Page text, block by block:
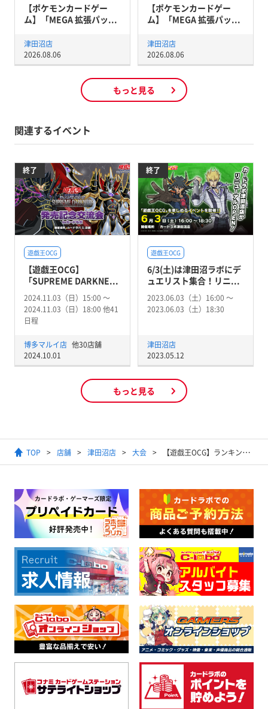
【ポケモンカードゲー
ム】「MEGA 拡張パッ...
津田沼店
2026.08.06
【ポケモンカードゲー
ム】「MEGA 拡張パッ...
津田沼店
2026.08.06
もっと見る
関連するイベント
終了
遊戯王OCG
【遊戯王OCG】
「SUPREME DARKNE...
2024.11.03（日）15:00 〜
2024.11.03（日）18:00 他41
日程
博多マルイ店 他30店舗
2024.10.01
終了
遊戯王OCG
6/3(土)は津田沼ラボにデ
ュエリスト集合！リニ...
2023.06.03（土）16:00 〜
2023.06.03（土）18:30
津田沼店
2023.05.12
もっと見る
TOP 店舗 津田沼店 大会 【遊戯王OCG】ランキングデュエル(マッチ戦）